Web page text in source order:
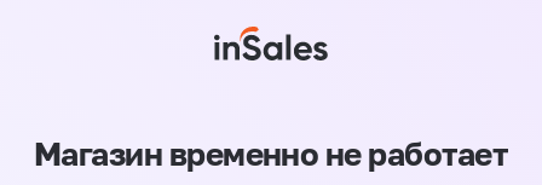
Магазин временно не работает